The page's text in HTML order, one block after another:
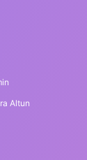
Altun